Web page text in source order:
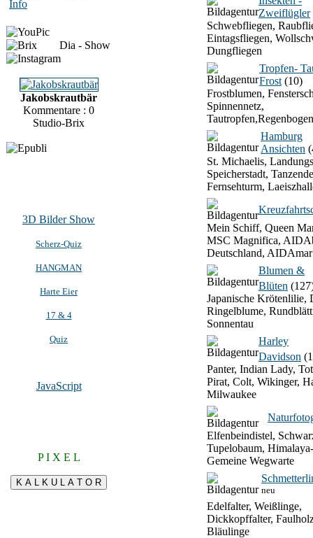
Info
Dia - Show
Jakobskrautbär
Kommentare : 0
Studio-Brix
3D Bilder Show
Scherz-Quiz
HANGMAN
Harte Eier
17 & 4
Quiz
JavaScript
P I X E L
Zweiflügler
Schwebfliegen,
Eintagsfliegen,
Dungfliegen
Tropfen-
Frost (10)
Frostblumen,
Spinnennetz,
Hamburg
Ansichten
St. Michaelis,
Speicherstadt,
Fernsehturm,
Mein Schiff, Queen
MSC Magnifica,
Deutschland, AIDAmar
Blumen &
Blüten
Japanische Krötenlilie,
Ringelblume,
Sonnentau
Harley
Davidson
Panter, Indian Lady,
Pirat, Colt, Wikinger,
Milwaukee
Elfenbeindistel,
Tupelobaum,
Gemeine Wegwarte
neu
Edelfalter, Weißlinge,
Dickkopffalter,
Bläulinge